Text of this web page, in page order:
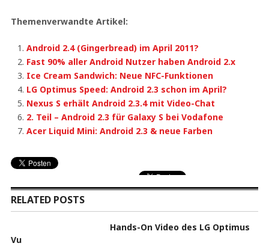
Themenverwandte Artikel:
Android 2.4 (Gingerbread) im April 2011?
Fast 90% aller Android Nutzer haben Android 2.x
Ice Cream Sandwich: Neue NFC-Funktionen
LG Optimus Speed: Android 2.3 schon im April?
Nexus S erhält Android 2.3.4 mit Video-Chat
2. Teil – Android 2.3 für Galaxy S bei Vodafone
Acer Liquid Mini: Android 2.3 & neue Farben
RELATED POSTS
Hands-On Video des LG Optimus
Vu